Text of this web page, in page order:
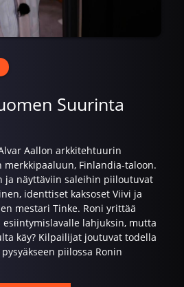
Suurinta
Aallon arkkitehtuurin
merkkipaaluun, Finlandia-taloon.
ja näyttäviin saleihin piiloutuvat
identtiset kaksoset Viivi ja
mestari Tinke. Roni yrittää
lahjuksin, mutta
käy? Kilpailijat joutuvat todella
piilossa Ronin